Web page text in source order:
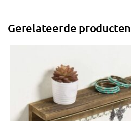
Gerelateerde producten